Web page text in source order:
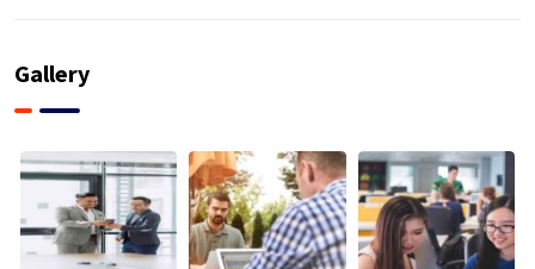
Gallery